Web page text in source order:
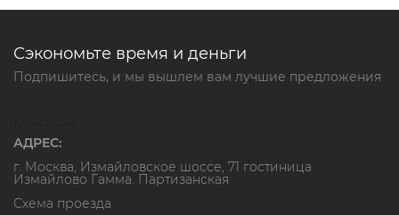
Сэкономьте время и деньги
Подпишитесь, и мы вышлем вам лучшие предложения
АДРЕС:
г. Москва, Измайловское шоссе, 71 гостиница
Измайлово Гамма. Партизанская
Схема проезда